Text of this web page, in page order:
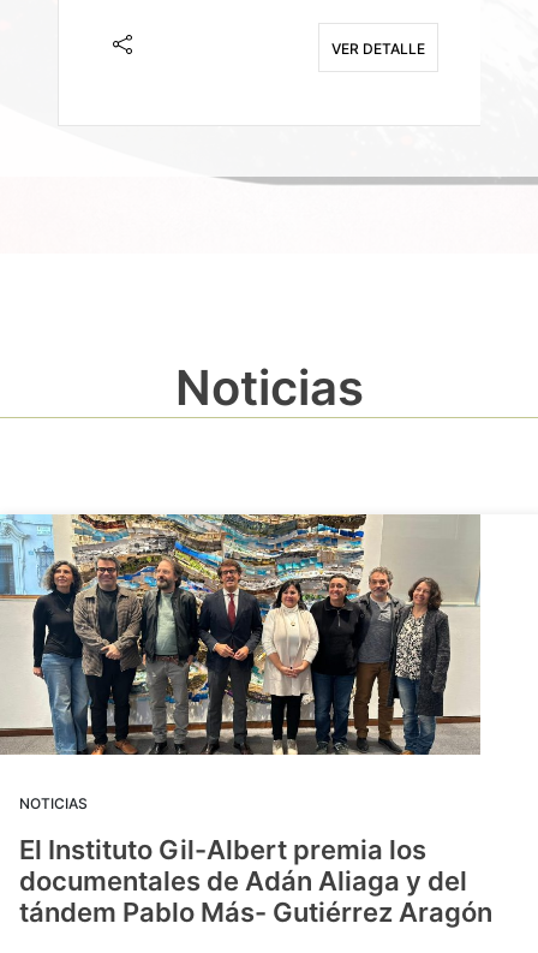
VER DETALLE
Noticias
NOTICIAS
El Instituto Gil-Albert premia los
documentales de Adán Aliaga y del
tándem Pablo Más- Gutiérrez Aragón